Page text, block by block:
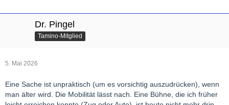
Dr. Pingel
Tamino-Mitglied
5. Mai 2026
Eine Sache ist unpraktisch (um es vorsichtig auszudrücken), wenn
man älter wird. Die Mobilität lässt nach. Eine Bühne, die ich früher